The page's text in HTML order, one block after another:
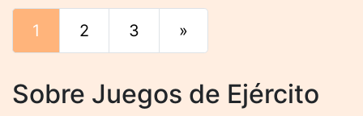
1 2 3 »
Sobre Juegos de Ejército